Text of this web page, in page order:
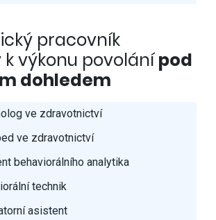
pracovník
k výkonu povolánípod
dohledem
ve zdravotnictví
ve zdravotnictví
behaviorálního analytika
technik
asistent